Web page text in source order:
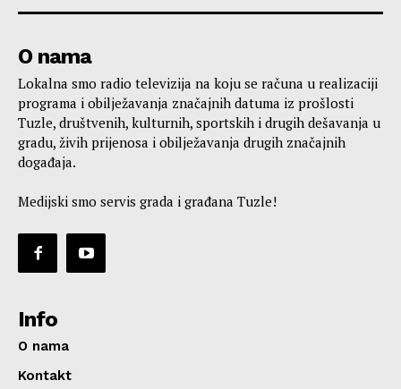
O nama
Lokalna smo radio televizija na koju se računa u realizaciji
programa i obilježavanja značajnih datuma iz prošlosti
Tuzle, društvenih, kulturnih, sportskih i drugih dešavanja u
gradu, živih prijenosa i obilježavanja drugih značajnih
događaja.
Medijski smo servis grada i građana Tuzle!
Info
O nama
Kontakt